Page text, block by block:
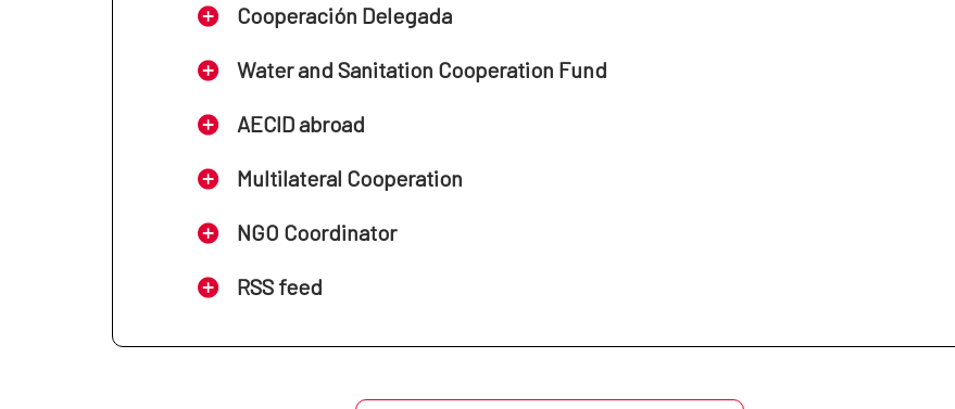
Cooperación Delegada
Water and Sanitation Cooperation Fund
AECID abroad
Multilateral Cooperation
NGO Coordinator
RSS feed